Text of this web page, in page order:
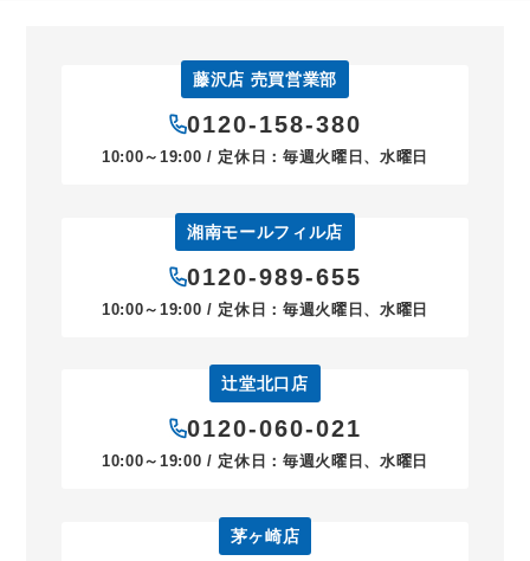
藤沢店 売買営業部
0120-158-380
10:00～19:00 / 定休日：毎週火曜日、水曜日
湘南モールフィル店
0120-989-655
10:00～19:00 / 定休日：毎週火曜日、水曜日
辻堂北口店
0120-060-021
10:00～19:00 / 定休日：毎週火曜日、水曜日
茅ヶ崎店